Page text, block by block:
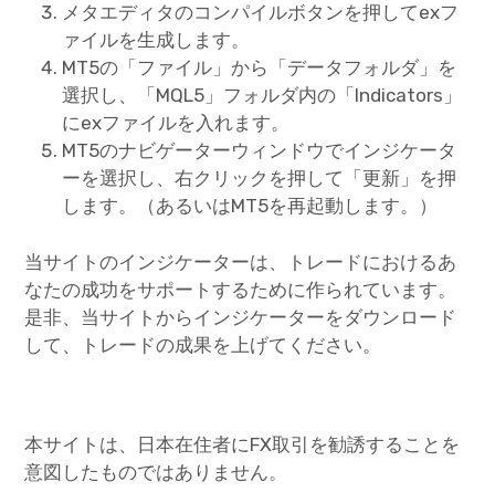
メタエディタのコンパイルボタンを押してexフ
ァイルを生成します。
MT5の「ファイル」から「データフォルダ」を
選択し、「MQL5」フォルダ内の「Indicators」
にexファイルを入れます。
MT5のナビゲーターウィンドウでインジケータ
ーを選択し、右クリックを押して「更新」を押
します。（あるいはMT5を再起動します。）
当サイトのインジケーターは、トレードにおけるあ
なたの成功をサポートするために作られています。
是非、当サイトからインジケーターをダウンロード
して、トレードの成果を上げてください。
本サイトは、日本在住者にFX取引を勧誘することを
意図したものではありません。